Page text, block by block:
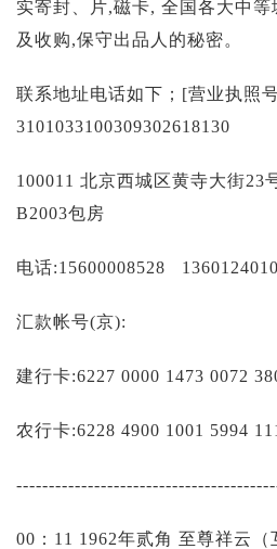
邮币卡苑
实寄封、片,磁卡, 全国各大中
及收购,保守出品人的秘密。
联系地址电话如下；[营业执照
3101033100309302618130
100011 北京西城区黄寺大街23
B2003包房
电话:15600008528
汇款帐号(京):
建行卡:6227 0000 1473 0072
农行卡:6228 4900 1001 5994
00：11 1962年贰角 至尊祥云